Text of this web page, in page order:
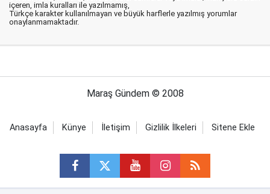
içeren, imla kuralları ile yazılmamış,
Türkçe karakter kullanılmayan ve büyük harflerle yazılmış yorumlar
onaylanmamaktadır.
Maraş Gündem © 2008
Anasayfa Künye İletişim Gizlilik İlkeleri Sitene Ekle